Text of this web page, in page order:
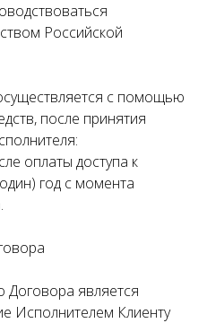
Российской
с помощью
после принятия
оплаты доступа к
год с момента
Договора является
Исполнителем Клиенту